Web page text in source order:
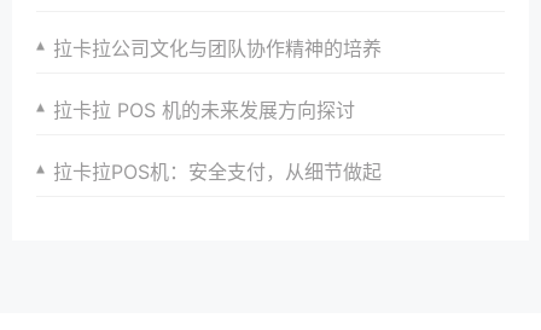
拉卡拉公司文化与团队协作精神的培养
拉卡拉 POS 机的未来发展方向探讨
拉卡拉POS机：安全支付，从细节做起